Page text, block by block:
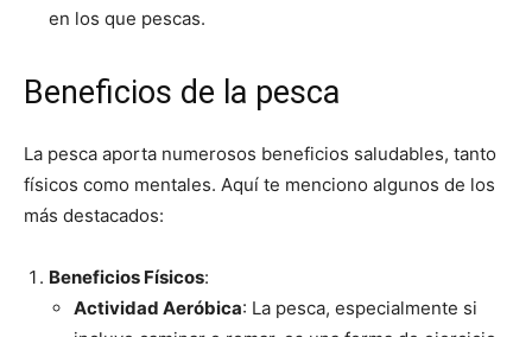
en los que pescas.
Beneficios de la pesca
La pesca aporta numerosos beneficios saludables, tanto
físicos como mentales. Aquí te menciono algunos de los
más destacados:
Beneficios Físicos:
Actividad Aeróbica: La pesca, especialmente si